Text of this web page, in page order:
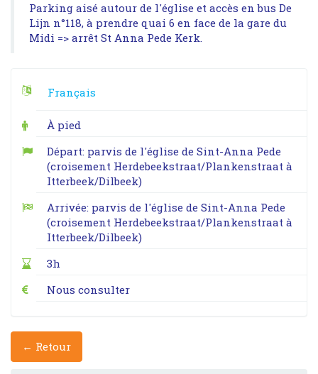
Parking aisé autour de l'église et accès en bus De
Lijn n°118, à prendre quai 6 en face de la gare du
Midi => arrêt St Anna Pede Kerk.
Français
À pied
Départ: parvis de l'église de Sint-Anna Pede
(croisement Herdebeekstraat/Plankenstraat à
Itterbeek/Dilbeek)
Arrivée: parvis de l'église de Sint-Anna Pede
(croisement Herdebeekstraat/Plankenstraat à
Itterbeek/Dilbeek)
3h
Nous consulter
← Retour